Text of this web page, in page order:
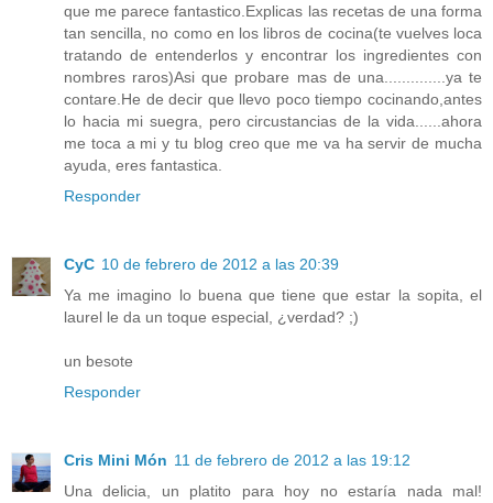
que me parece fantastico.Explicas las recetas de una forma
tan sencilla, no como en los libros de cocina(te vuelves loca
tratando de entenderlos y encontrar los ingredientes con
nombres raros)Asi que probare mas de una..............ya te
contare.He de decir que llevo poco tiempo cocinando,antes
lo hacia mi suegra, pero circustancias de la vida......ahora
me toca a mi y tu blog creo que me va ha servir de mucha
ayuda, eres fantastica.
Responder
CyC 10 de febrero de 2012 a las 20:39
Ya me imagino lo buena que tiene que estar la sopita, el
laurel le da un toque especial, ¿verdad? ;)
un besote
Responder
Cris Mini Món 11 de febrero de 2012 a las 19:12
Una delicia, un platito para hoy no estaría nada mal!